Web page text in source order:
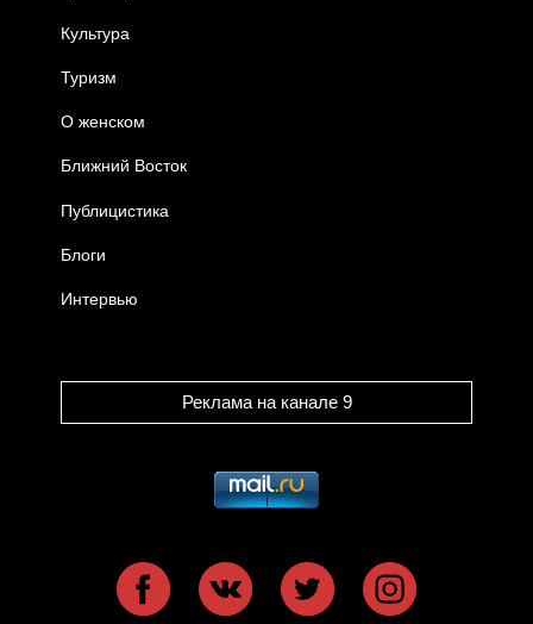
Культура
Туризм
О женском
Ближний Восток
Публицистика
Блоги
Интервью
Реклама на канале 9